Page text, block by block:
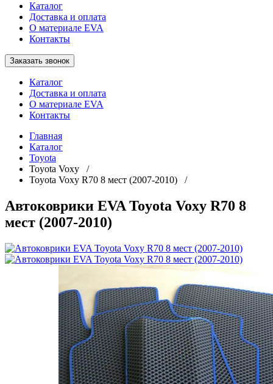
Каталог
Доставка и оплата
О материале EVA
Контакты
Заказать звонок
Каталог
Доставка и оплата
О материале EVA
Контакты
Главная
Каталог
Toyota
Toyota Voxy /
Toyota Voxy R70 8 мест (2007-2010) /
Автоковрики EVA Toyota Voxy R70 8
мест (2007-2010)